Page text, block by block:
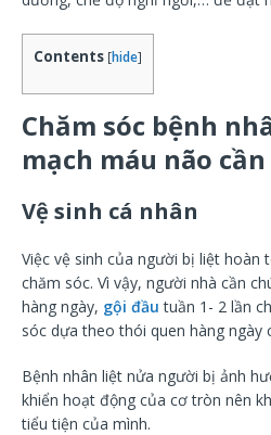
Contents [hide]
Chăm sóc bệnh
mạch máu não
Vệ sinh cá nhân
Việc vệ sinh của người bị liệt hoàn
chăm sóc. Vì vậy, người nhà cần
hàng ngày, gội đầu tuần 1- 2 lần
sóc dựa theo thói quen hàng ngày
Bệnh nhân liệt nửa người bị ảnh
khiển hoạt động của cơ tròn nên
tiểu tiện của mình.